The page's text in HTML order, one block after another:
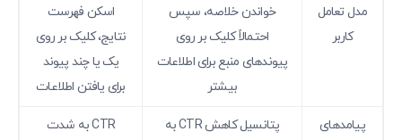
مدل تعامل
کاربر
خواندن خلاصه، سپس
احتمالاً کلیک بر روی
پیوندهای منبع برای اطلاعات
بیشتر
اسکن فهرست
نتایج، کلیک بر روی
یک یا چند پیوند
برای یافتن اطلاعات
پیامدهای
پتانسیل کاهش CTR به
CTR به شدت